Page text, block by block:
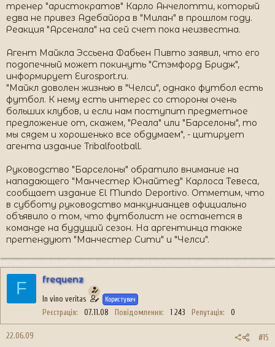
тренер "аристократов" Карло Анчелотти, который
едва не привез Адебайора в "Милан" в прошлом году.
Реакция "Арсенала" на сей счет пока неизвестна.
Агент Майкла Эссьена Фабьен Пивто заявил, что его
подопечный может покинуть "Стэмфорд Бридж",
информирует Eurosport.ru.
"Майкл доволен жизнью в "Челси", однако футбол есть
футбол. К нему есть интерес со стороны очень
больших клубов, и если нам поступит предметное
предложение от, скажем, "Реала" или "Барселоны", то
мы сядем и хорошенько все обдумаем", - цитирует
агента издание Tribalfootball.
Руководство "Барселоны" обратило внимание на
нападающего "Манчестер Юнайтед" Карлоса Тевеса,
сообщает издание El Mundo Deportivo. Отметим, что
в субботу руководство манкунианцев официально
объявило о том, что футболист не останется в
команде на будущий сезон. На аргентинца также
претендуют "Манчестер Сити" и "Челси".
F frequenz
In vino veritas Користувач
Реєстрація 07.11.08 Повідомлення 1 243 Репутація 0
22.06.09 #15